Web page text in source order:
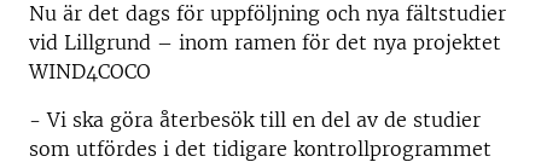
Nu är det dags för uppföljning och nya fältstudier
vid Lillgrund – inom ramen för det nya projektet
WIND4COCO
- Vi ska göra återbesök till en del av de studier
som utfördes i det tidigare kontrollprogrammet